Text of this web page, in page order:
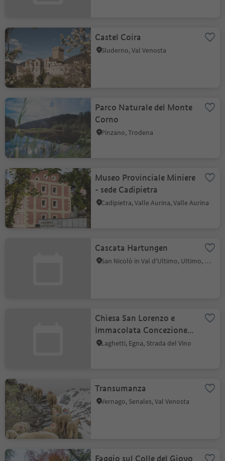
Castel Coira
Sluderno, Val Venosta
Parco Naturale del Monte
Corno
Pinzano, Trodena
Museo Provinciale Miniere
- sede Cadipietra
Cadipietra, Valle Aurina, Valle Aurina
Cascata Hartungen
San Nicolò in Val d'Ultimo, Ultimo, Merano e dintorni
Chiesa San Lorenzo e
Immacolata Concezione -
Laghetti
Laghetti, Egna, Strada del Vino
Transumanza
Vernago, Senales, Val Venosta
Faggio sul Colle del Giovo